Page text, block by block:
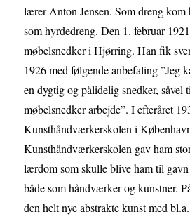
lærer Anton Jensen. Som dreng
som hyrdedreng. Den 1. februar
møbelsnedker i Hjørring. Han fik
1926 med følgende anbefaling ”Jeg
en dygtig og pålidelig snedker, såvel
møbelsnedker arbejde”. I efteråret
Kunsthåndværkerskolen i
Kunsthåndværkerskolen gav ham
lærdom som skulle blive ham til gavn
både som håndværker og kunstner.
den helt nye abstrakte kunst med